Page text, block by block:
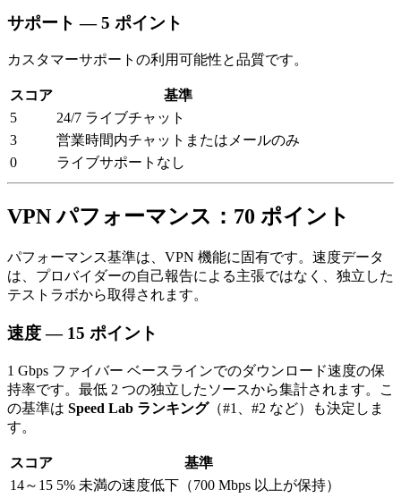
サポート — 5 ポイント
カスタマーサポートの利用可能性と品質です。
スコア
基準
5
24/7 ライブチャット
3
営業時間内チャットまたはメールのみ
0
ライブサポートなし
VPN パフォーマンス：70 ポイント
パフォーマンス基準は、VPN 機能に固有です。速度データ
は、プロバイダーの自己報告による主張ではなく、独立した
テストラボから取得されます。
速度 — 15 ポイント
1 Gbps ファイバー ベースラインでのダウンロード速度の保
持率です。最低 2 つの独立したソースから集計されます。こ
の基準は Speed Lab ランキング（#1、#2 など）も決定しま
す。
スコア
基準
14～15 5% 未満の速度低下（700 Mbps 以上が保持）